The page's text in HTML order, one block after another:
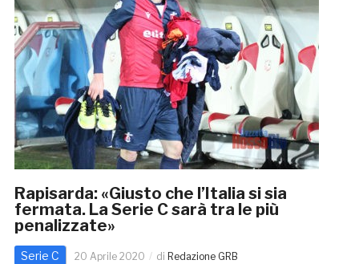
Rapisarda: «Giusto che l’Italia si sia
fermata. La Serie C sarà tra le più
penalizzate»
Serie C 20 Aprile 2020 di Redazione GRB